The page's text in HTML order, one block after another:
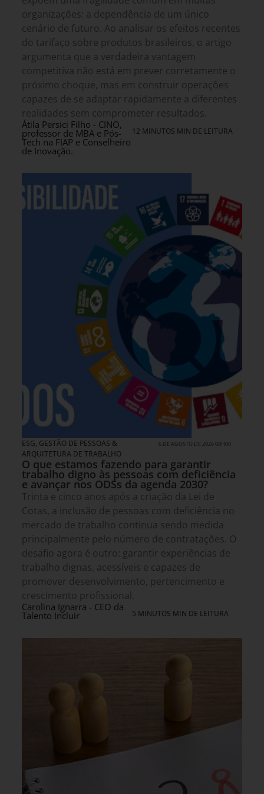
organizações: a dependência de um único
cenário de futuro. Ao analisar os efeitos recentes
do tarifaço sobre produtos brasileiros, o artigo
argumenta que a verdadeira vantagem
competitiva não está em prever corretamente o
próximo choque, mas em construir operações
capazes de se adaptar rapidamente a diferentes
realidades sem comprometer resultados.
Átila Persici Filho - CINO,
professor de MBA e Pós-
Tech na FIAP e Conselheiro
de Inovação.
12 MINUTOS MIN DE LEITURA
ESG, GESTÃO DE PESSOAS &
ARQUITETURA DE TRABALHO
6 DE AGOSTO DE 2026 08H00
O que estamos fazendo para garantir
trabalho digno às pessoas com deficiência
e avançar nos ODSs da agenda 2030?
Trinta e cinco anos após a criação da Lei de
Cotas, a inclusão de pessoas com deficiência no
mercado de trabalho continua sendo medida
principalmente pelo número de contratações. O
desafio agora é outro: garantir experiências de
trabalho dignas, acessíveis e capazes de
promover desenvolvimento, pertencimento e
crescimento profissional.
Carolina Ignarra - CEO da
Talento Incluir 5 MINUTOS MIN DE LEITURA